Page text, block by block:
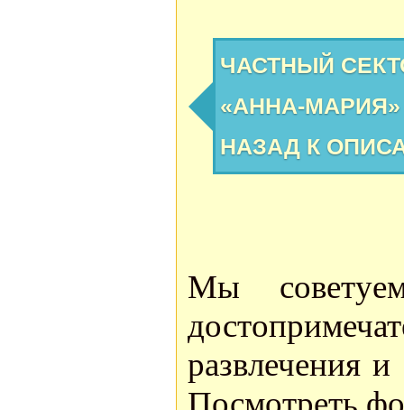
ЧАСТНЫЙ
«АННА-МАРИЯ»
НАЗАД К
Мы
развлечения